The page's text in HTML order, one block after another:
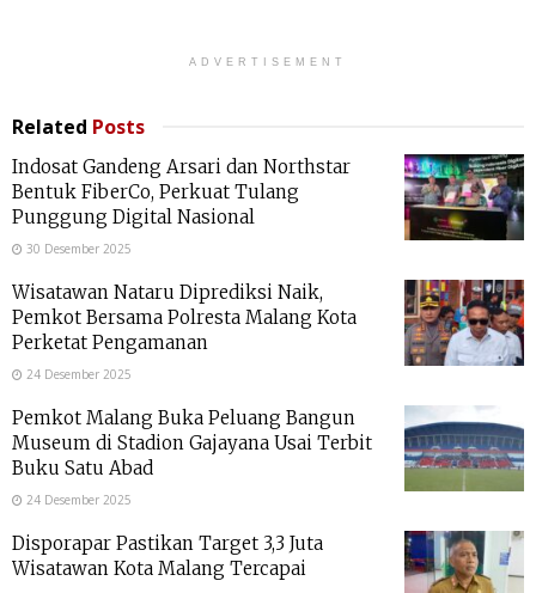
ADVERTISEMENT
Related Posts
Indosat Gandeng Arsari dan Northstar
Bentuk FiberCo, Perkuat Tulang
Punggung Digital Nasional
30 Desember 2025
Wisatawan Nataru Diprediksi Naik,
Pemkot Bersama Polresta Malang Kota
Perketat Pengamanan
24 Desember 2025
Pemkot Malang Buka Peluang Bangun
Museum di Stadion Gajayana Usai Terbit
Buku Satu Abad
24 Desember 2025
Disporapar Pastikan Target 3,3 Juta
Wisatawan Kota Malang Tercapai